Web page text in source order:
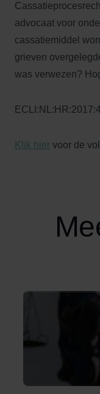
advocaat voor
cassatiemiddel
grieven
was verwezen?
Klik hier voor de